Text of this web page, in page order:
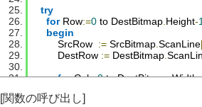
try
for Row:=0 to DestBitmap Height-1
begin
SrcRow := SrcBitmap ScanLine
DestRow := DestBitmap
for Col:=0 to DestBitmap.Width-
          WITH
[関数の呼び出し]